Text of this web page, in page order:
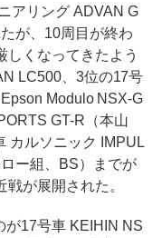
アリング ADVAN G
が、10周目が終わ
しくなってきたよう
LC500、3位の17号
Modulo NSX-G
GT-R（本山
カルソニック IMPUL
ー組、BS）までが
が展開された。
17号車 KEIHIN NS